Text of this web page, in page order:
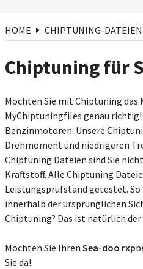
HOME CHIPTUNING-DATEIEN
Chiptuning für
Möchten Sie mit Chiptuning das
MyChiptuningfiles genau
Benzinmotoren. Unsere
Drehmoment und niedrigeren
Chiptuning Dateien sind Sie
Kraftstoff. Alle Chiptuning
Leistungsprüfstand getestet.
innerhalb der ursprünglichen
Chiptuning? Das ist natürlich
Möchten Sie Ihren Sea-doo rxp
Sie da!